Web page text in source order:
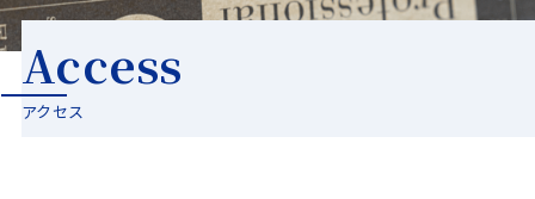
Access
アクセス